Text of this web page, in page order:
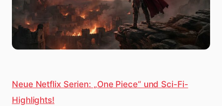
Neue Netflix Serien: „One Piece“ und Sci-Fi-
Highlights!